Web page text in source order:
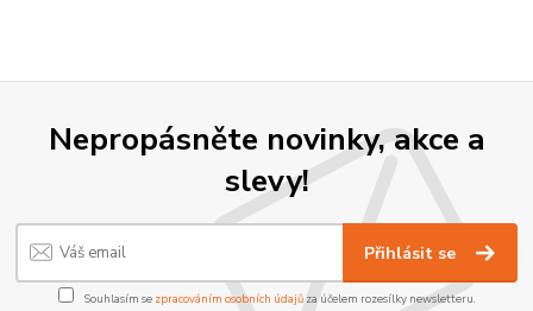
Nepropásněte novinky, akce a
slevy!
Přihlásit se
Souhlasím se zpracováním osobních údajůza účelem rozesílky newsletteru.